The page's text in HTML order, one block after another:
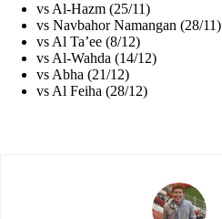
vs Al-Hazm (25/11)
vs Navbahor Namangan (28/11)
vs Al Ta’ee (8/12)
vs Al-Wahda (14/12)
vs Abha (21/12)
vs Al Feiha (28/12)